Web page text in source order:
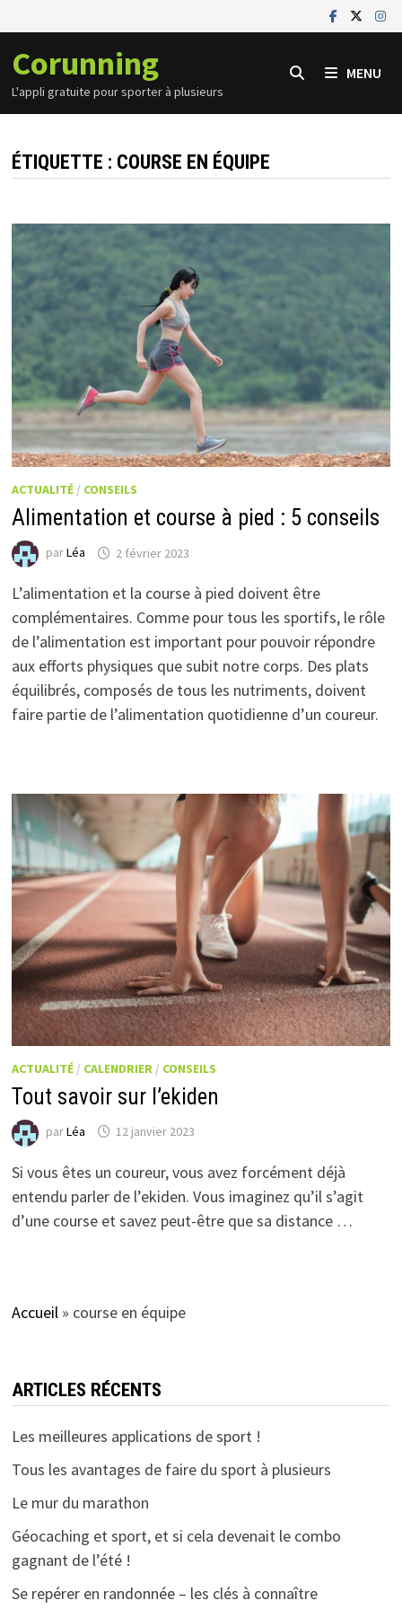
au
contenu
Corunning
L'appli gratuite pour sporter à plusieurs
MENU
ÉTIQUETTE : COURSE EN ÉQUIPE
ACTUALITÉ / CONSEILS
Alimentation et course à pied : 5 conseils
parLéa 2 février 2023
L’alimentation et la course à pied doivent être
complémentaires. Comme pour tous les sportifs, le rôle
de l’alimentation est important pour pouvoir répondre
aux efforts physiques que subit notre corps. Des plats
équilibrés, composés de tous les nutriments, doivent
faire partie de l’alimentation quotidienne d’un coureur.
ACTUALITÉ / CALENDRIER / CONSEILS
Tout savoir sur l’ekiden
parLéa 12 janvier 2023
Si vous êtes un coureur, vous avez forcément déjà
entendu parler de l’ekiden. Vous imaginez qu’il s’agit
d’une course et savez peut-être que sa distance …
Accueil » course en équipe
ARTICLES RÉCENTS
Les meilleures applications de sport !
Tous les avantages de faire du sport à plusieurs
Le mur du marathon
Géocaching et sport, et si cela devenait le combo
gagnant de l’été !
Se repérer en randonnée – les clés à connaître